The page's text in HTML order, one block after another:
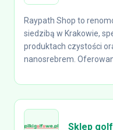
Raypath Shop to
siedzibą w Krakowie,
produktach czystości
nanosrebrem.
Sklep